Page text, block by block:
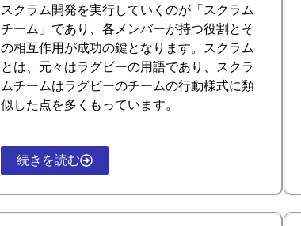
スクラム開発を実行していくのが「スクラム
チーム」であり、各メンバーが持つ役割とそ
の相互作用が成功の鍵となります。スクラム
とは、元々はラグビーの用語であり、スクラ
ムチームはラグビーのチームの行動様式に類
似した点を多くもっています。
続きを読む